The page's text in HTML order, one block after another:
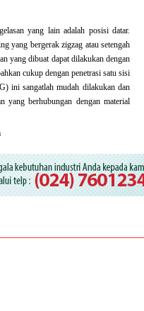
yang lain adalah posisi datar.
yang bergerak zigzag atau setengah
yang dibuat dapat dilakukan dengan
cukup dengan penetrasi satu sisi
ini sangatlah mudah dilakukan dan
yang berhubungan dengan material